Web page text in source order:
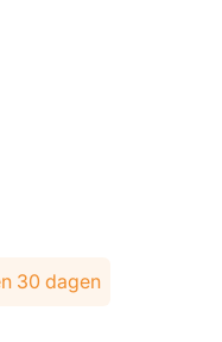
opties
30 dagen